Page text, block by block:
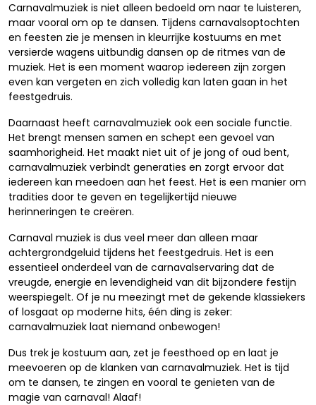
Carnavalmuziek is niet alleen bedoeld om naar te luisteren,
maar vooral om op te dansen. Tijdens carnavalsoptochten
en feesten zie je mensen in kleurrijke kostuums en met
versierde wagens uitbundig dansen op de ritmes van de
muziek. Het is een moment waarop iedereen zijn zorgen
even kan vergeten en zich volledig kan laten gaan in het
feestgedruis.
Daarnaast heeft carnavalmuziek ook een sociale functie.
Het brengt mensen samen en schept een gevoel van
saamhorigheid. Het maakt niet uit of je jong of oud bent,
carnavalmuziek verbindt generaties en zorgt ervoor dat
iedereen kan meedoen aan het feest. Het is een manier om
tradities door te geven en tegelijkertijd nieuwe
herinneringen te creëren.
Carnaval muziek is dus veel meer dan alleen maar
achtergrondgeluid tijdens het feestgedruis. Het is een
essentieel onderdeel van de carnavalservaring dat de
vreugde, energie en levendigheid van dit bijzondere festijn
weerspiegelt. Of je nu meezingt met de gekende klassiekers
of losgaat op moderne hits, één ding is zeker:
carnavalmuziek laat niemand onbewogen!
Dus trek je kostuum aan, zet je feesthoed op en laat je
meevoeren op de klanken van carnavalmuziek. Het is tijd
om te dansen, te zingen en vooral te genieten van de
magie van carnaval! Alaaf!